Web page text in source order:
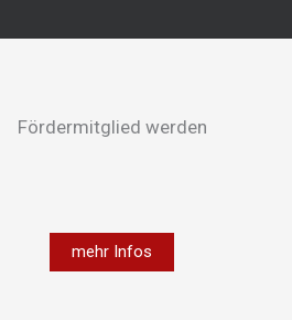
Fördermitglied werden
mehr Infos